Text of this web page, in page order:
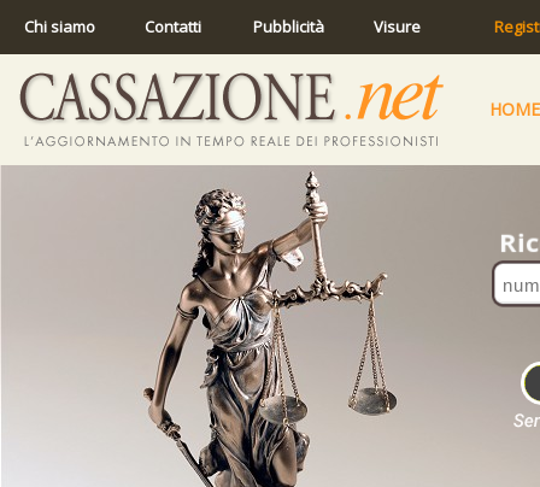
Chi siamo Contatti Pubblicità Visure
HOME